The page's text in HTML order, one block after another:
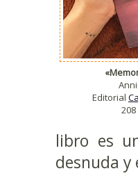
Editorial
libro es
desnuda